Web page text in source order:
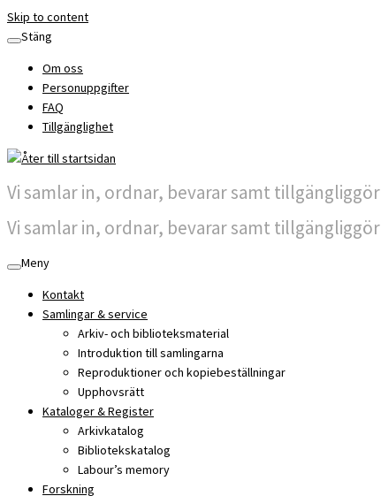
Skip to content
Stäng
Om oss
Personuppgifter
FAQ
Tillgänglighet
Vi samlar in, ordnar, bevarar samt tillgängliggör
Vi samlar in, ordnar, bevarar samt tillgängliggör
Meny
Kontakt
Samlingar & service
Arkiv- och biblioteksmaterial
Introduktion till samlingarna
Reproduktioner och kopiebeställningar
Upphovsrätt
Kataloger & Register
Arkivkatalog
Bibliotekskatalog
Labour’s memory
Forskning